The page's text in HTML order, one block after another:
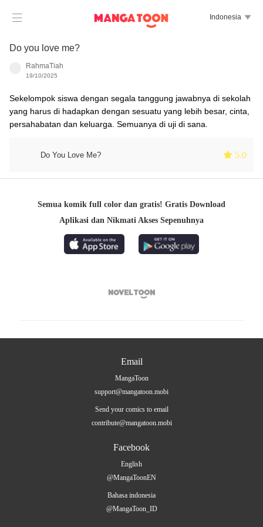
 Indonesia 
Do you love me?
RahmaTiah
19/10/2025
Sekelompok siswa dengan segala tanggung jawabnya di sekolah
yang harus di hadapkan dengan sesuatu yang lebih besar, cinta,
persahabatan dan keluarga. Semuanya di uji di sana.
Do You Love Me?  5.0
Semua komik full color dan gratis! Gratis Download
Aplikasi dan Nikmati Akses Sepenuhnya

Email
MangaToon
support@mangatoon.mobi
Send your comics to email
contribute@mangatoon.mobi
Facebook
English
@MangaToonEN
Bahasa indonesia
@MangaToon_ID